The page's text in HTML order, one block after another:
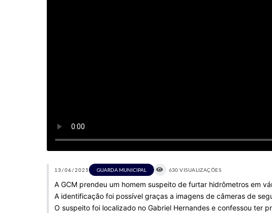
13/06/2025 GUARDA MUNICIPAL 630 VISUALIZAÇÕES
A GCM prendeu um homem suspeito de furtar hidrômetros em
A identificação foi possível graças a imagens de câmeras de
O suspeito foi localizado no Gabriel Hernandes e confessou ter